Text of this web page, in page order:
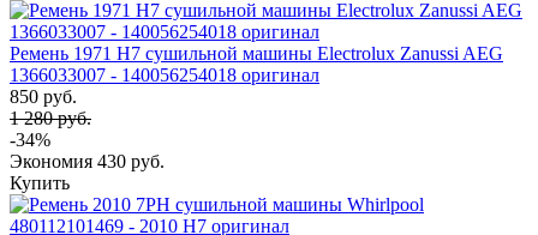
Ремень 1971 H7 сушильной машины Electrolux Zanussi AEG
1366033007 - 140056254018 оригинал
850 руб.
1 280 руб.
-34%
Экономия 430 руб.
Купить